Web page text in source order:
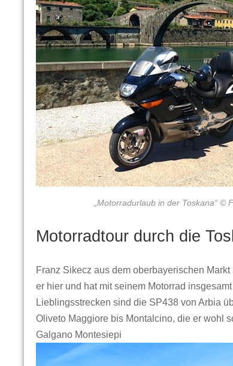
„Motorradurlaub in der Toskana“ ©
Motorradtour durch die
Franz Sikecz aus dem oberbayerischen
er hier und hat mit seinem Motorrad
Lieblingsstrecken sind die SP438 von Arbia
Oliveto Maggiore bis Montalcino, die er wohl
Galgano Montesiepi